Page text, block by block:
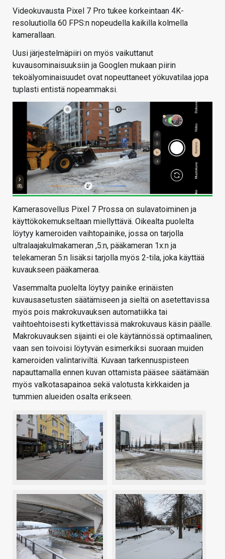
Videokuvausta Pixel 7 Pro tukee korkeintaan 4K-
resoluutiolla 60 FPS:n nopeudella kaikilla kolmella
kamerallaan.
Uusi järjestelmäpiiri on myös vaikuttanut
kuvausominaisuuksiin ja Googlen mukaan piirin
tekoälyominaisuudet ovat nopeuttaneet yökuvatilaa jopa
tuplasti entistä nopeammaksi.
Kamerasovellus Pixel 7 Prossa on sulavatoiminen ja
käyttökokemukseltaan miellyttävä. Oikealta puolelta
löytyy kameroiden vaihtopainike, jossa on tarjolla
ultralaajakulmakameran ,5:n, pääkameran 1x:n ja
telekameran 5:n lisäksi tarjolla myös 2-tila, joka käyttää
kuvaukseen pääkameraa.
Vasemmalta puolelta löytyy painike erinäisten
kuvausasetusten säätämiseen ja sieltä on asetettavissa
myös pois makrokuvauksen automatiikka tai
vaihtoehtoisesti kytkettävissä makrokuvaus käsin päälle.
Makrokuvauksen sijainti ei ole käytännössä optimaalinen,
vaan sen toivoisi löytyvän esimerkiksi suoraan muiden
kameroiden valintariviltä. Kuvaan tarkennuspisteen
napauttamalla ennen kuvan ottamista pääsee säätämään
myös valkotasapainoa sekä valotusta kirkkaiden ja
tummien alueiden osalta erikseen.